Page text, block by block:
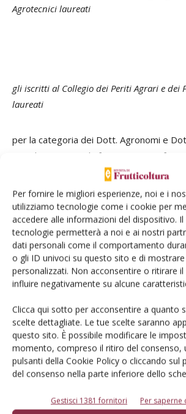
Per fornire le migliori esperienze, noi e i
utilizziamo tecnologie come i cookie per
accedere alle informazioni del dispositivo.
tecnologie permetterà a noi e ai nostri
dati personali come il comportamento
o gli ID univoci su questo sito e di
personalizzati. Non acconsentire o ritirare
influire negativamente su alcune
Clicca qui sotto per acconsentire a quanto
scelte dettagliate. Le tue scelte saranno
questo sito. È possibile modificare le
momento, compreso il ritiro del consenso,
pulsanti della Cookie Policy o cliccando sul
del consenso nella parte inferiore dello
Gestisci 1381 fornitori Per saperne
Agrotecnici laureati
gli iscritti al Collegio dei Periti Agrari e dei
laureati
per la categoria dei Dott. Agronomi e
Regolamento per la formazione
dottori agronomi e dei dottori forestali
delibera del Consiglio n. 162 del 27 aprile
SDAF 02)
ISCRIVITI SUBITO
Facebook Twitter